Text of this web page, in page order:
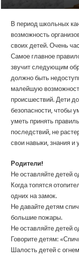
В период школьных
возможность
своих детей. Очень
Самое главное
звучит следующим
должно быть
малейшую
происшествий. Дети
безопасности, чтобы
уметь принять
последствий, не
свои навыки, знания и
Родители!
Не оставляйте детей
Когда топятся
одних на замок.
Не давайте детям
большие пожары.
Не оставляйте детей
Говорите детям:
Шалость детей с